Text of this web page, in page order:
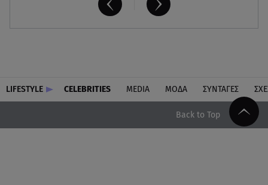
LIFESTYLE CELEBRITIES MEDIA ΜΟΔΑ ΣΥΝΤΑΓΕΣ
Back to Top